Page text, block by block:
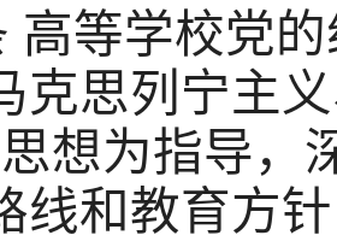
高等学校党
克思列宁主
想为指导，
线和教育方